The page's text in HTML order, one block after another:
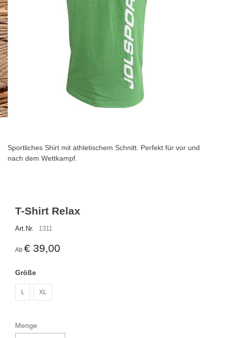
T-Shirt Relax
Art.Nr. 1311
Ab € 39,00
Größe
L XL
Menge
Bildgalerie
Sportliches Shirt mit athletischem Schnitt. Perfekt für vor und
nach dem Wettkampf.